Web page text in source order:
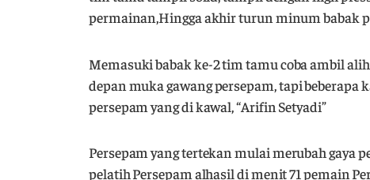
permainan,Hingga akhir turun minum babak
Memasuki babak ke-2 tim tamu coba ambil
depan muka gawang persepam, tapi beberapa
persepam yang di kawal, “Arifin Setyadi”
Persepam yang tertekan mulai merubah
pelatih Persepam alhasil di menit 71 pemain